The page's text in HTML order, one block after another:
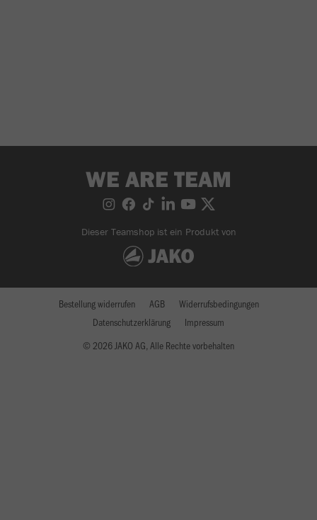
WE ARE TEAM
Dieser Teamshop ist ein Produkt von
© 2026 JAKO AG, Alle Rechte vorbehalten
Bestellung widerrufen AGB
Widerrufsbedingungen
Datenschutzerklärung
Impressum